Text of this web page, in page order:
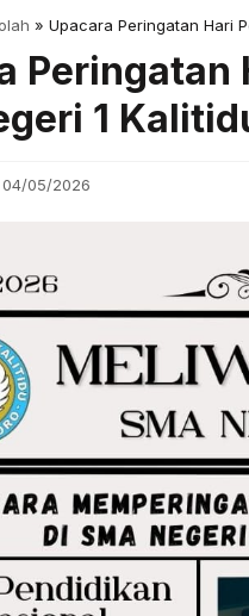
» Upacara Peringatan Hari
Peringatan
1
04/05/2026